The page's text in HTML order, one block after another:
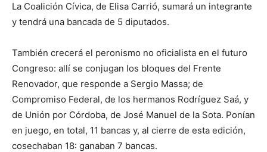
La Coalición Cívica, de Elisa Carrió, sumará un integrante
y tendrá una bancada de 5 diputados.
También crecerá el peronismo no oficialista en el futuro
Congreso: allí se conjugan los bloques del Frente
Renovador, que responde a Sergio Massa; de
Compromiso Federal, de los hermanos Rodríguez Saá, y
de Unión por Córdoba, de José Manuel de la Sota. Ponían
en juego, en total, 11 bancas y, al cierre de esta edición,
cosechaban 18: ganaban 7 bancas.